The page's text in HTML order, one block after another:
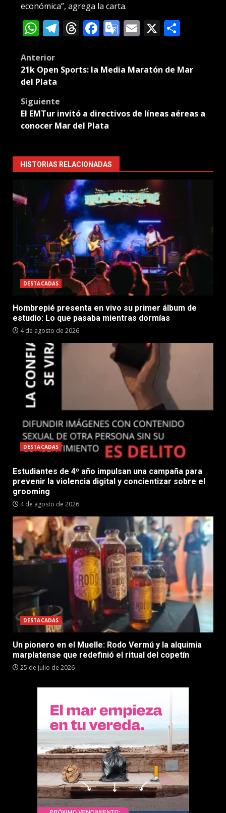
económica”, agrega la carta.
WhatsApp
Telegram
Threads
Facebook
Google
Email
X
Post
navigation
Anterior
21k Open Sports: la Media Maratón de Mar
del Plata
Siguiente
El EMTur invitó a directivos de líneas aéreas a
conocer Mar del Plata
HISTORIAS RELACIONADAS
DESTACADAS
Hombrepié presenta en vivo su primer álbum de
estudio: Lo que pasaba mientras dormías
4 de agosto de 2026
DESTACADAS
Estudiantes de 4º año impulsan una campaña para
prevenir la violencia digital y concientizar sobre el
grooming
4 de agosto de 2026
DESTACADAS
Un pionero en el Muelle: Rodo Vermú y la alquimia
marplatense que redefinió el ritual del copetín
25 de julio de 2026